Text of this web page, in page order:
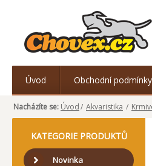
Úvod Obchodní podmínky
Nacházíte se: Úvod/ Akvaristika /
KATEGORIE PRODUKTŮ
Novinka